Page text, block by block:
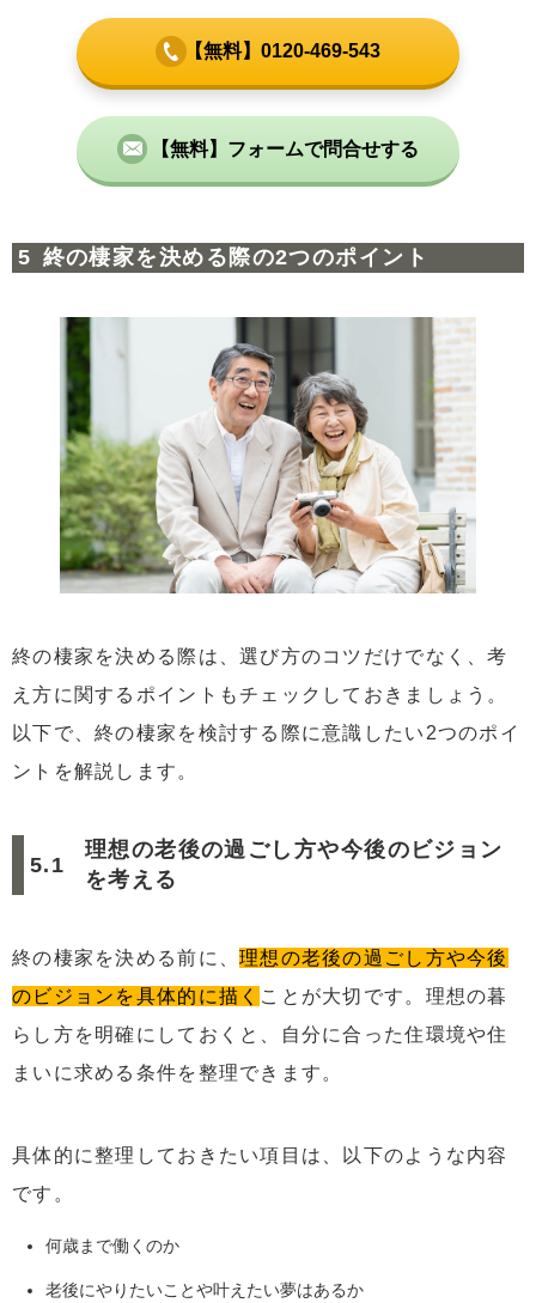
【無料】0120-469-543
【無料】フォームで問合せする
終の棲家を決める際の2つのポイント
終の棲家を決める際は、選び方のコツだけでなく、考
え方に関するポイントもチェックしておきましょう。
以下で、終の棲家を検討する際に意識したい2つのポイ
ントを解説します。
理想の老後の過ごし方や今後のビジョン
を考える
終の棲家を決める前に、理想の老後の過ごし方や今後
のビジョンを具体的に描く ことが大切です。理想の暮
らし方を明確にしておくと、自分に合った住環境や住
まいに求める条件を整理できます。
具体的に整理しておきたい項目は、以下のような内容
です。
何歳まで働くのか
老後にやりたいことや叶えたい夢はあるか